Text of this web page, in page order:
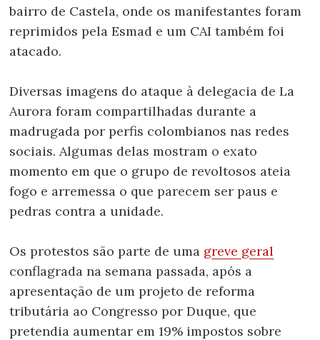
bairro de Castela, onde os manifestantes foram
reprimidos pela Esmad e um CAI também foi
atacado.
Diversas imagens do ataque à delegacia de La
Aurora foram compartilhadas durante a
madrugada por perfis colombianos nas redes
sociais. Algumas delas mostram o exato
momento em que o grupo de revoltosos ateia
fogo e arremessa o que parecem ser paus e
pedras contra a unidade.
Os protestos são parte de uma greve geral
conflagrada na semana passada, após a
apresentação de um projeto de reforma
tributária ao Congresso por Duque, que
pretendia aumentar em 19% impostos sobre